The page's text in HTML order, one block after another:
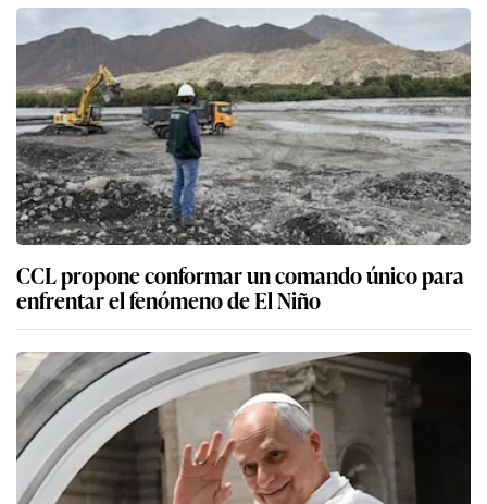
CCL propone conformar un comando único para
enfrentar el fenómeno de El Niño